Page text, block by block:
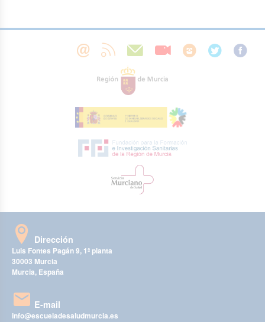
Dirección
Luis Fontes Pagán 9, 1ª planta
30003 Murcia
Murcia, España
E-mail
info@escueladesaludmurcia.es